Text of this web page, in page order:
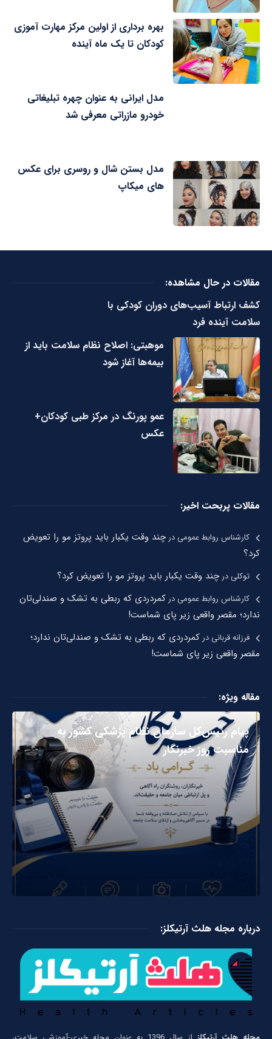
بهره برداری از اولین مرکز مهارت آموزی
کودکان تا یک ماه آینده
مدل ایرانی به عنوان چهره تبلیغاتی
خودرو مازراتی معرفی شد
مدل بستن شال و روسری برای عکس
های میکاپ
مقالات در حال مشاهده:
کشف ارتباط آسیب‌های دوران کودکی با
سلامت آینده فرد
موهبتی: اصلاح نظام سلامت باید از
بیمه‌ها آغاز شود
عمو پورنگ در مرکز طبی کودکان+
عکس
مقالات پربحت اخیر:
کارشناس روابط عمومیدرچند وقت یکبار باید پروتز مو را تعویض
کرد؟
توکلیدرچند وقت یکبار باید پروتز مو را تعویض کرد؟
کارشناس روابط عمومیدر کمردردی که ربطی به تشک و صندلی‌تان
ندارد؛ مقصر واقعی زیر پای شماست!
فرزانه قربانیدر کمردردی که ربطی به تشک و صندلی‌تان ندارد؛
مقصر واقعی زیر پای شماست!
مقاله ویژه:
پیام رئیس‌کل سازمان نظام پزشکی کشور به
مناسبت روز خبرنگار
درباره مجله هلث آرتیکلز: